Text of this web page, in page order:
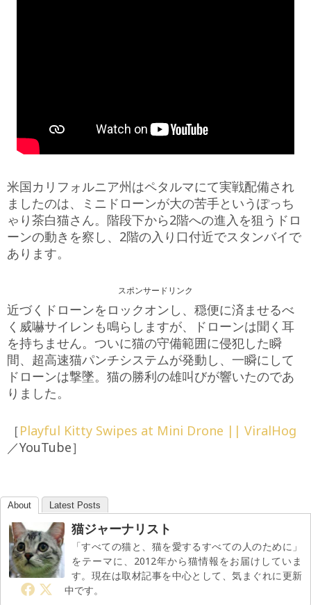
米国カリフォルニア州はペタルマにて実戦配備され
ましたのは、ミニドローンが大の苦手というぽっち
ゃり茶白猫さん。階段下から2階への進入を狙うドロ
ーンの動きを察し、2階の入り口付近でスタンバイで
あります。
スポンサードリンク
近づくドローンをロックオンし、穏便に済ませるべ
く威嚇サイレンも鳴らしますが、ドローンは聞く耳
を持ちません。ついに猫の守備範囲に侵犯した瞬
間、超高速猫パンチシステムが発動し、一瞬にして
ドローンは撃墜。猫の勝利の雄叫びが響いたのであ
りました。
［Playful Kitty Swipes at Mini Drone || ViralHog
／YouTube］
About Latest Posts
猫ジャーナリスト
「すべての猫と、猫を愛するすべての人のために」
をテーマに、2012年から猫情報をお届けしていま
す。現在は取材記事を中心として、気まぐれに更新
中です。